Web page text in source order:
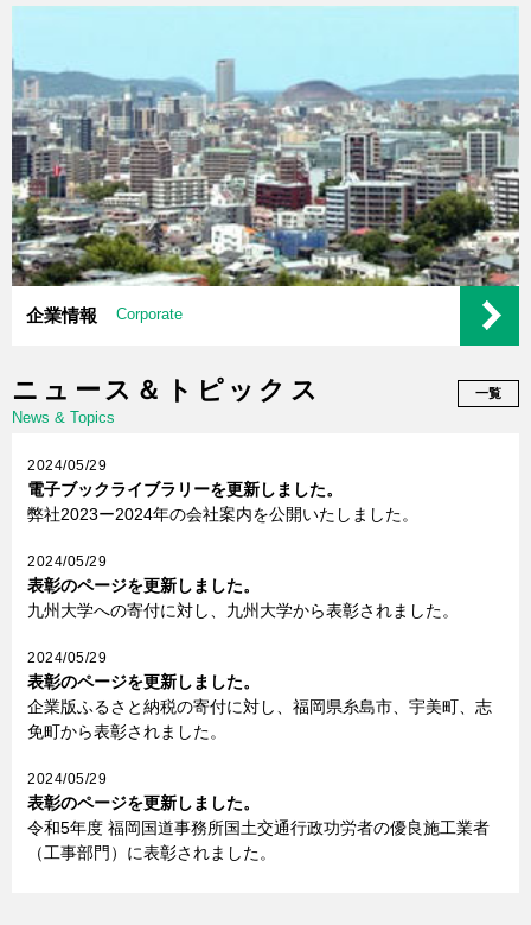
企業情報 Corporate
ニュース＆トピックス
News & Topics
一覧
2024/05/29
電子ブックライブラリーを更新しました。
弊社2023ー2024年の会社案内を公開いたしました。
2024/05/29
表彰のページを更新しました。
九州大学への寄付に対し、九州大学から表彰されました。
2024/05/29
表彰のページを更新しました。
企業版ふるさと納税の寄付に対し、福岡県糸島市、宇美町、志
免町から表彰されました。
2024/05/29
表彰のページを更新しました。
令和5年度 福岡国道事務所国土交通行政功労者の優良施工業者
（工事部門）に表彰されました。